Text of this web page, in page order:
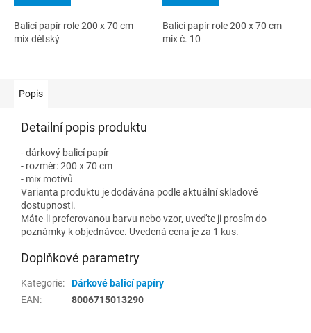
Balicí papír role 200 x 70 cm
mix dětský
Balicí papír role 200 x 70 cm
mix č. 10
Popis
Detailní popis produktu
- dárkový balicí papír
- rozměr: 200 x 70 cm
- mix motivů
Varianta produktu je dodávána podle aktuální skladové
dostupnosti.
Máte-li preferovanou barvu nebo vzor, uveďte ji prosím do
poznámky k objednávce. Uvedená cena je za 1 kus.
Doplňkové parametry
Kategorie:
Dárkové balicí papíry
EAN: 8006715013290